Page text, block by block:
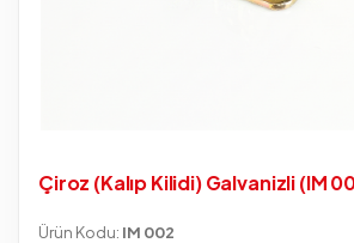
Çiroz (Kalıp Kilidi) Galvanizli (IM
Ürün Kodu: IM 002